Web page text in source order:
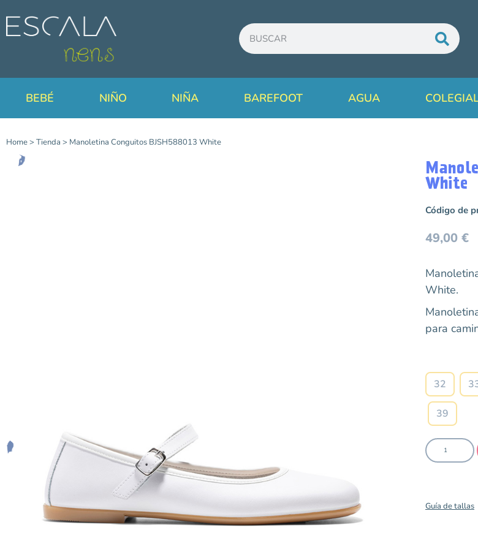
BEBÉ NIÑO NIÑA BAREFOOT AGUA
Home> Tienda > Manoletina Conguitos BJSH588013 White
White
Código de
49,00 €
White.
para
32
39
Guía de tallas